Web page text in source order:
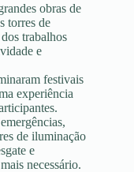
obras de
torres de
trabalhos
e
festivais
experiência
de iluminação
e
necessário.